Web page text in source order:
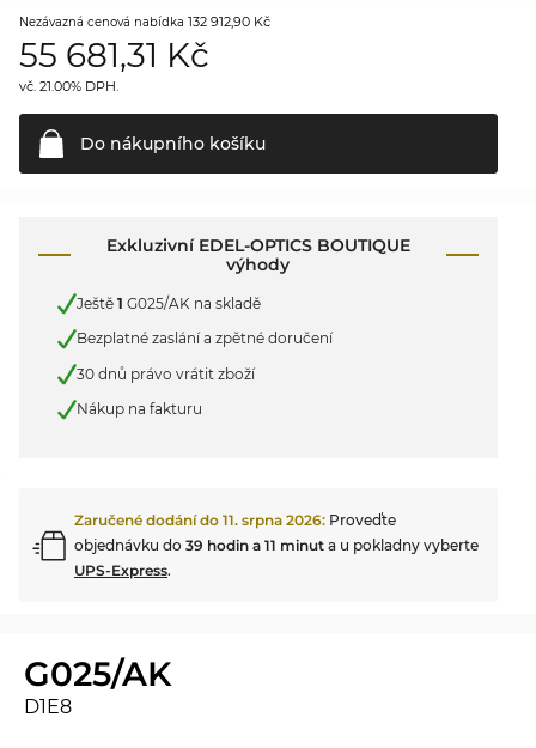
Nezávazná cenová nabídka 132 912,90 Kč
55 681,31 Kč
vč. 21.00% DPH.
Do nákupního košíku
Exkluzivní EDEL-OPTICS BOUTIQUE
výhody
Ještě 1 G025/AK na skladě
Bezplatné zaslání a zpětné doručení
30 dnů právo vrátit zboží
Nákup na fakturu
Zaručené dodání do 11. srpna 2026: Proveďte
objednávku do 39 hodin a 11 minut a u pokladny vyberte
UPS-Express.
G025/AK
D1E8